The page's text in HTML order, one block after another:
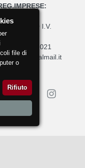
€. 10.200,00 I.V.
5 maggio 2021
file di
o
Rifiuto